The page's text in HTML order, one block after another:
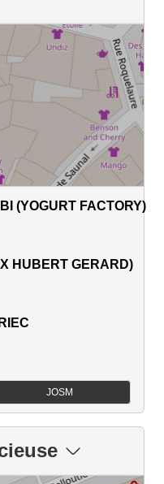
(YOGURT FACTORY)
HUBERT GERARD)
JOSM